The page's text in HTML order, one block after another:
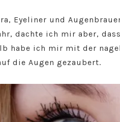
Eyeliner und
dachte ich mir aber,
habe ich mir mit der
die Augen gezaubert.